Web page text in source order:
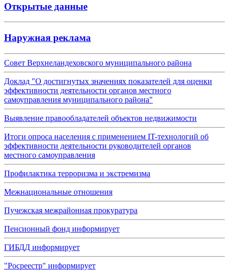
Открытые данные
Наружная реклама
Совет Верхнеландеховского муниципального района
Доклад "О достигнутых значениях показателей для оценки
эффективности деятельности органов местного
самоуправления муниципального района"
Выявление правообладателей объектов недвижимости
Итоги опроса населения с применением IT-технологий об
эффективности деятельности руководителей органов
местного самоуправления
Профилактика терроризма и экстремизма
Межнациональные отношения
Пучежская межрайонная прокуратура
Пенсионный фонд информирует
ГИБДД информирует
"Росреестр" информирует